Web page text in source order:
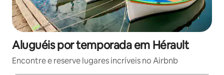
Aluguéis por temporada em Hérault
Encontre e reserve lugares incríveis no Airbnb